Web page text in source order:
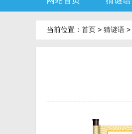
当前位置： 首页 > 猜谜语 >